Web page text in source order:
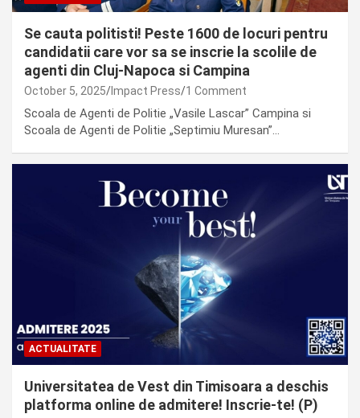
Se cauta politisti! Peste 1600 de locuri pentru
candidatii care vor sa se inscrie la scolile de
agenti din Cluj-Napoca si Campina
October 5, 2025 Impact Press 1 Comment
Scoala de Agenti de Politie „Vasile Lascar” Campina si
Scoala de Agenti de Politie „Septimiu Muresan”…
ACTUALITATE
Universitatea de Vest din Timisoara a deschis
platforma online de admitere! Inscrie-te! (P)